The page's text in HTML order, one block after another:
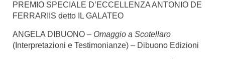
PREMIO SPECIALE D’ECCELLENZA ANTONIO DE
FERRARIIS detto IL GALATEO
ANGELA DIBUONO – Omaggio a Scotellaro
(Interpretazioni e Testimonianze) – Dibuono Edizioni